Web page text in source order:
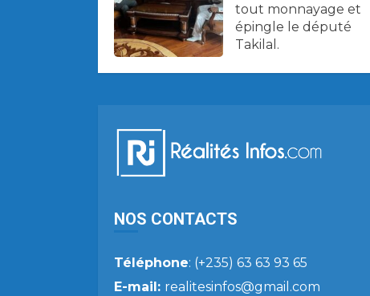
tout monnayage et
épingle le député
Takilal.
NOS CONTACTS
Téléphone: (+235) 63 63 93 65
E-mail: realitesinfos@gmail.com